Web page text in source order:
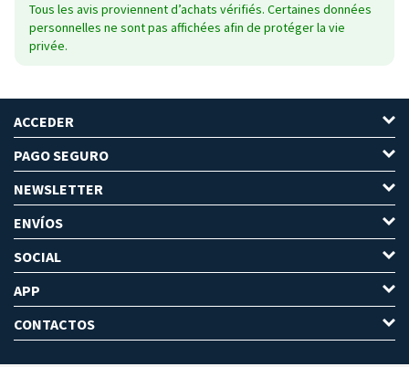
Tous les avis proviennent d’achats vérifiés. Certaines données
personnelles ne sont pas affichées afin de protéger la vie
privée.
ACCEDER
PAGO SEGURO
NEWSLETTER
ENVÍOS
SOCIAL
APP
CONTACTOS